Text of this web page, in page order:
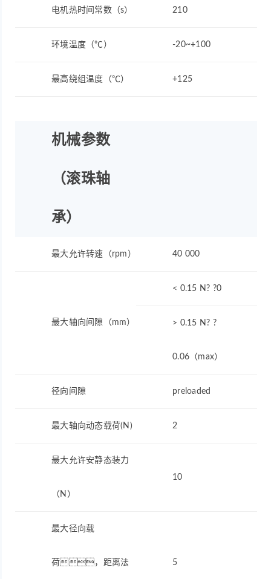
电机热时间常数（s） 210
环境温度（℃） -20~+100
最高绕组温度（℃） +125
机械参数
（滚珠轴
承）
最大允许转速（rpm） 40 000
最大轴向间隙（mm）
< 0.15 N? ?0
> 0.15 N? ?
0.06（max）
径向间隙 preloaded
最大轴向动态载荷(N) 2
最大允许安静态装力
（N）
10
最大径向载
荷，距离法 5